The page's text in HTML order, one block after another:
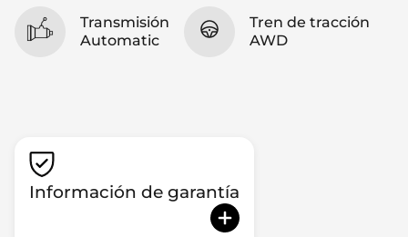
Transmisión
Automatic
Tren de tracción
AWD
Información de garantía